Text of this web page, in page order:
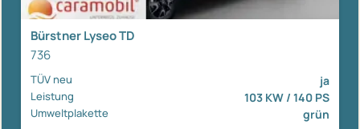
Bürstner Lyseo TD
736
TÜV neu ja
Leistung 103 KW / 140 PS
Umweltplakette grün